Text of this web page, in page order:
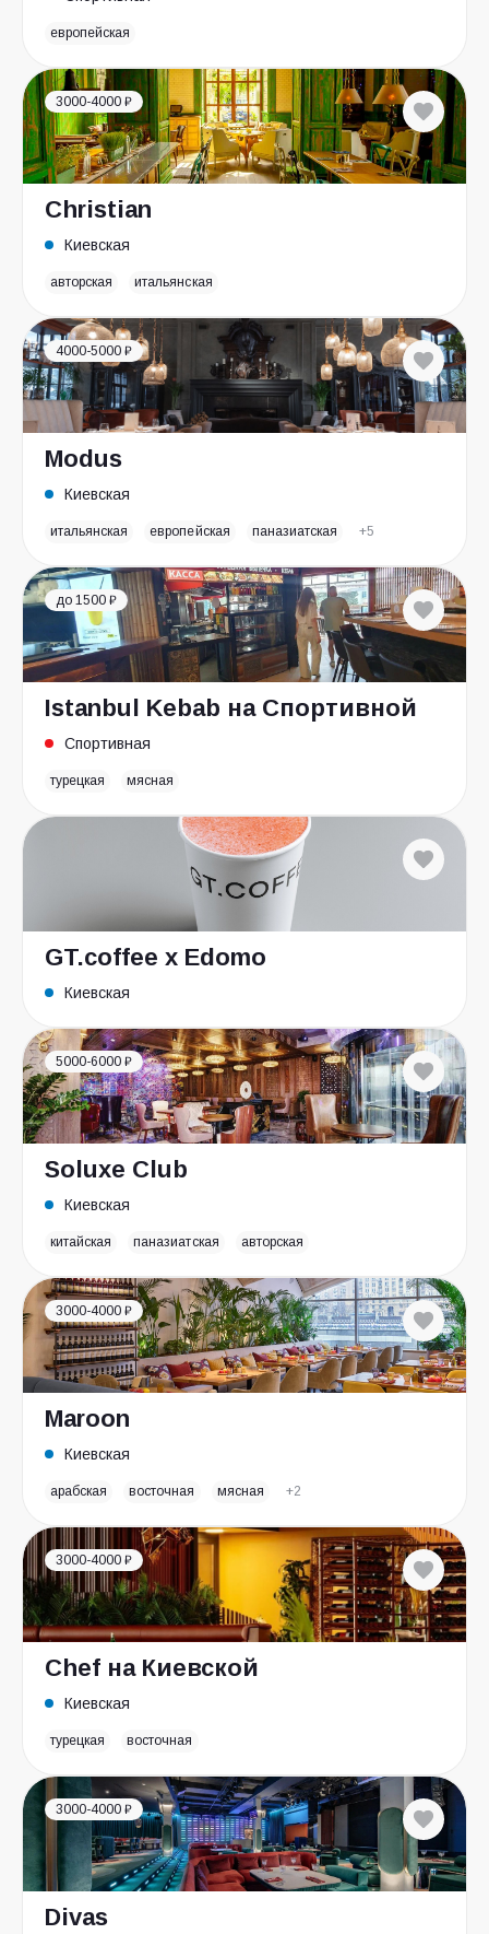
европейская
3000-4000 ₽
Christian
Киевская
авторская итальянская
4000-5000 ₽
Modus
Киевская
итальянская европейская паназиатская +5
до 1500 ₽
Istanbul Kebab на Спортивной
Спортивная
турецкая мясная
GT.coffee x Edomo
Киевская
5000-6000 ₽
Soluxe Club
Киевская
китайская паназиатская авторская
3000-4000 ₽
Maroon
Киевская
арабская восточная мясная +2
3000-4000 ₽
Chef на Киевской
Киевская
турецкая восточная
3000-4000 ₽
Divas